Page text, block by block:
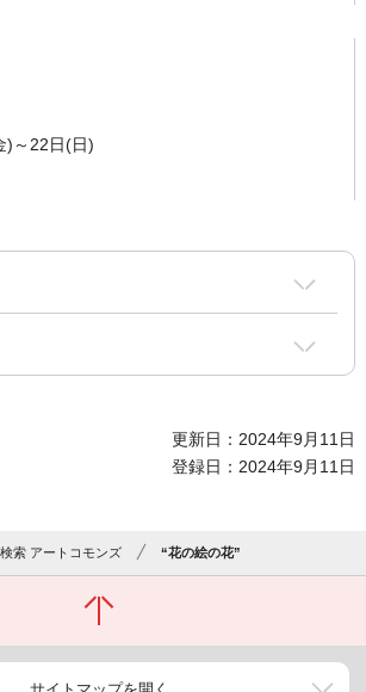
)～22日(日)
更新日：2024年9月11日
登録日：2024年9月11日
索 アートコモンズ “花の絵の花”